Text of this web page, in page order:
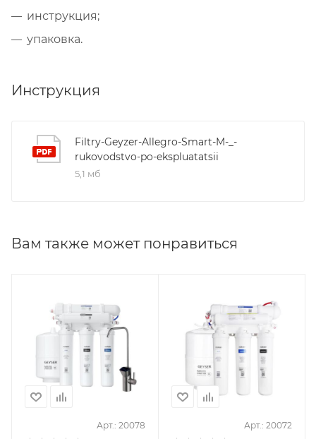
инструкция;
упаковка.
Инструкция
Filtry-Geyzer-Allegro-Smart-M-_-
rukovodstvo-po-ekspluatatsii
5,1 мб
Вам также может понравиться
Арт.: 20078 Арт.: 20072